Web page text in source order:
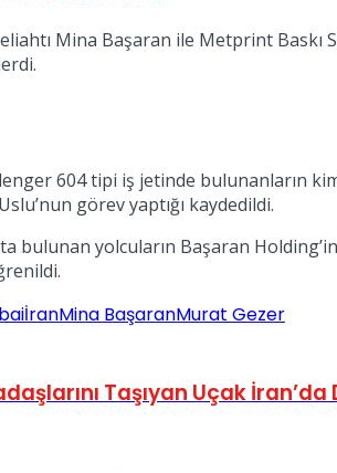
Mina Başaran ile Metprint Baskı
604 tipi iş jetinde bulunanların
görev yaptığı kaydedildi.
bulunan yolcuların Başaran
İranMina BaşaranMurat Gezer
Taşıyan Uçak İran’da